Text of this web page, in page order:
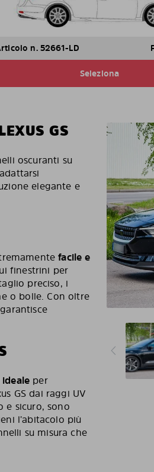
n. 52661-LD
Seleziona
GS
oscuranti su
elegante e
facile e
finestrini per
preciso, i
o bolle. Con oltre
per
GS dai raggi UV
e sicuro, sono
l’abitacolo più
su misura che